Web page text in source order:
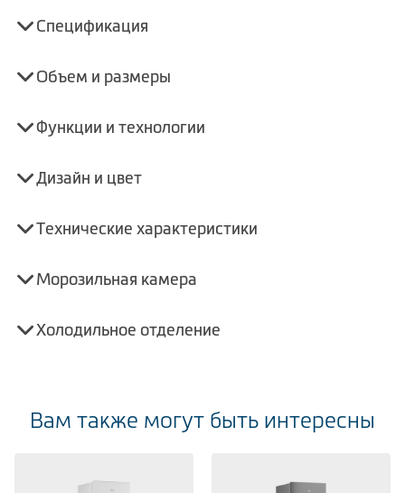
Спецификация
Объем и размеры
Функции и технологии
Дизайн и цвет
Технические характеристики
Морозильная камера
Холодильное отделение
Вам также могут быть интересны